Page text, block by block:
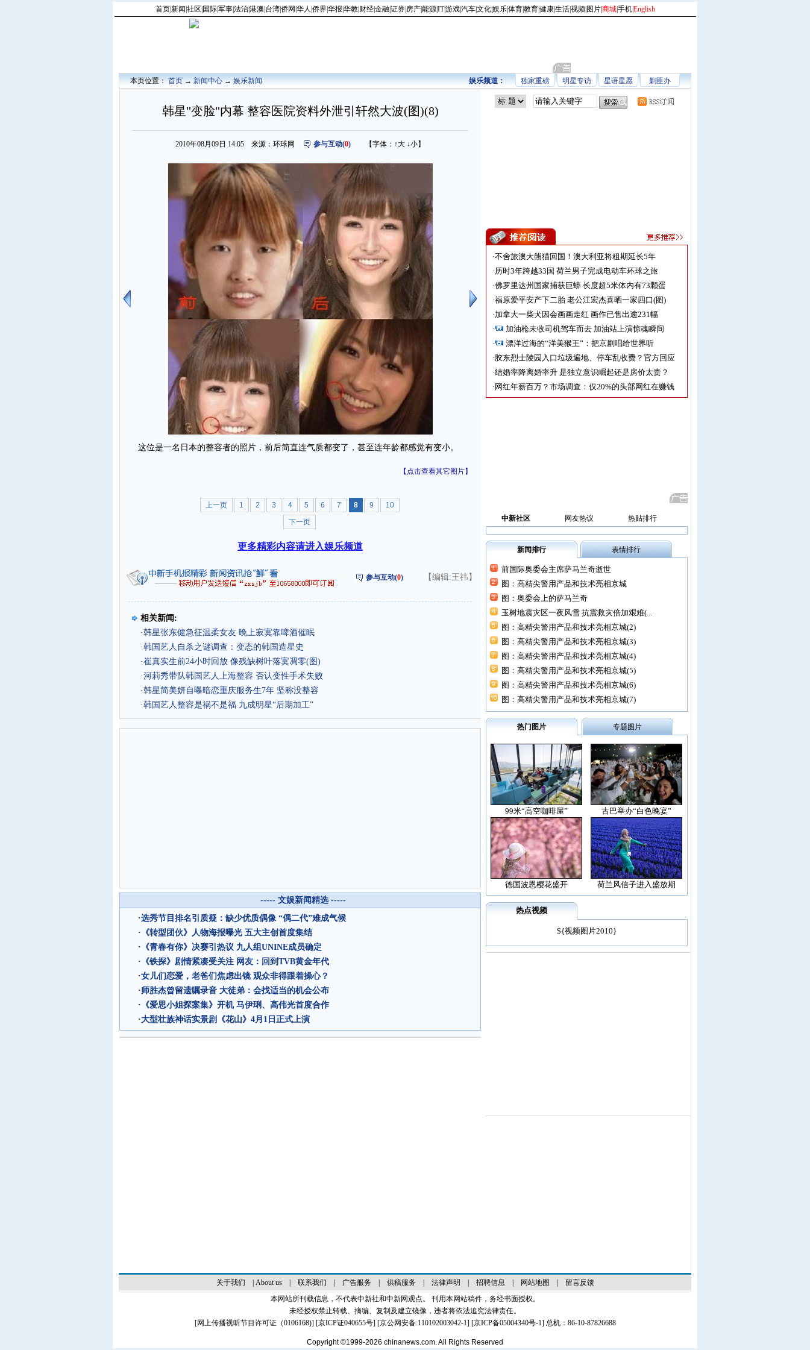
首页|新闻 社区 国际|军事|法治|港澳 台湾|侨网 华人 侨界|华报 华教| 财经|金融|证券| 房产|能源|IT|游戏|汽车|文化|娱乐|体育|教育|健康|生活|视频| 图片|商城|手机|English
本页位置：首页→新闻中心→娱乐新闻 剿匪办
星语星愿
明星专访
独家重磅
娱乐频道：
韩星"变脸"内幕 整容医院资料外泄引轩然大波(图)(8)
2010年08月09日 14:05 来源：环球网 参与互动(0) 【字体： ↑大 ↓小】
这位是一名日本的整容者的照片，前后简直连气质都变了，甚至连年龄都感觉有变小。
【点击查看其它图片】
上一页 1 2 3 4 5 6 7 8 9
10
下一页
更多精彩内容请进入娱乐频道
参与互动(0) 【编辑:王祎】
相关新闻:
·韩星张东健急征温柔女友 晚上寂寞靠啤酒催眠
·韩国艺人自杀之谜调查：变态的韩国造星史
·崔真实生前24小时回放 像残缺树叶落寞凋零(图)
·河莉秀带队韩国艺人上海整容 否认变性手术失败
·韩星简美妍自曝暗恋重庆服务生7年 坚称没整容
·韩国艺人整容是祸不是福 九成明星“后期加工”
----- 文娱新闻精选 -----
·选秀节目排名引质疑：缺少优质偶像 “偶二代”难成气候
· 《转型团伙》人物海报曝光 五大主创首度集结
· 《青春有你》决赛引热议 九人组UNINE成员确定
· 《铁探》剧情紧凑受关注 网友：回到TVB黄金年代
·女儿们恋爱，老爸们焦虑出镜 观众非得跟着操心？
·师胜杰曾留遗嘱录音 大徒弟：会找适当的机会公布
· 《爱思小姐探案集》开机 马伊琍、高伟光首度合作
·大型壮族神话实景剧《花山》4月1日正式上演
·不舍旅澳大熊猫回国！澳大利亚将租期延长5年
·历时3年跨越33国 荷兰男子完成电动车环球之旅
·佛罗里达州国家捕获巨蟒 长度超5米体内有73颗蛋
·福原爱平安产下二胎 老公江宏杰喜晒一家四口(图)
·加拿大一柴犬因会画画走红 画作已售出逾231幅
·
加油枪未收司机驾车而去 加油站上演惊魂瞬间
·
漂洋过海的“洋美猴王”：把京剧唱给世界听
·胶东烈士陵园入口垃圾遍地、停车乱收费？官方回应
·结婚率降离婚率升 是独立意识崛起还是房价太贵？
· 网红年薪百万？市场调查：仅20%的头部网红在赚钱
中新社区 网友热议 热贴排行
新闻排行 表情排行
前国际奥委会主席萨马兰奇逝世
图：高精尖警用产品和技术亮相京城
图：奥委会上的萨马兰奇
玉树地震灾区一夜风雪 抗震救灾倍加艰难(...
图：高精尖警用产品和技术亮相京城(2)
图：高精尖警用产品和技术亮相京城(3)
图：高精尖警用产品和技术亮相京城(4)
图：高精尖警用产品和技术亮相京城(5)
图：高精尖警用产品和技术亮相京城(6)
图：高精尖警用产品和技术亮相京城(7)
热门图片 专题图片
99米“高空咖啡屋” 古巴举办“白色晚宴”
德国波恩樱花盛开 荷兰风信子进入盛放期
热点视频
${视频图片2010}
关于我们 About us| 联系我们 广告服务| 供稿服务| 法律声明 招聘信息 网站地图
留言反馈
本网站所刊载信息，不代表中新社和中新网观点。 刊用本网站稿件，务经书面授权。
未经授权禁止转载、摘编、复制及建立镜像，违者将依法追究法律责任。
[网上传播视听节目许可证（0106168)] [京ICP证040655号] [京公网安备:110102003042-1] [京ICP备05004340号-1] 总机：86-10-87826688
Copyright ©1999-2026 chinanews.com. All Rights Reserved